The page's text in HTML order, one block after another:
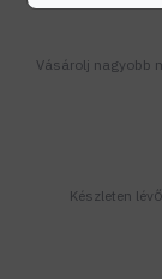
Vásárolj nagyobb
Készleten